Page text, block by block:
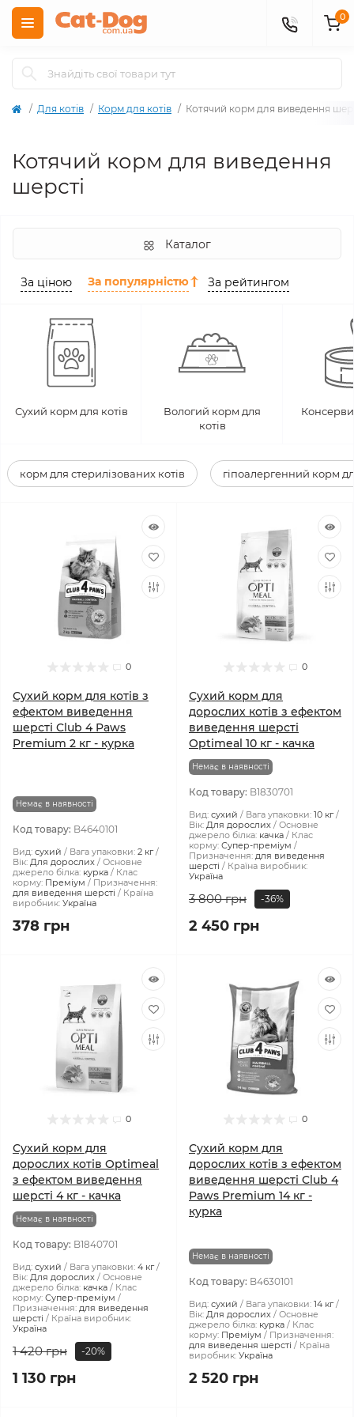
0
Для котів Корм для котів Котячий корм для виведення
Котячий корм для виведення
шерсті
Каталог
За ціною За популярністю За рейтингом
Сухий корм для котів
Вологий корм для
котів
Консерви
корм для стерилізованих котів гіпоалергенний корм
0
Сухий корм для котів з
ефектом виведення
шерсті Club 4 Paws
Premium 2 кг - курка
Немає в наявності
Код товару: B4640101
Вид: сухий Вага упаковки: 2 кг
Вік: Для дорослих
Основне
джерело білка: курка
Клас
корму: Преміум
Призначення:
для виведення шерсті
Країна
виробник: Україна
378 грн
0
Сухий корм для
дорослих котів з ефектом
виведення шерсті
Optimeal 10 кг - качка
Немає в наявності
Код товару: B1830701
Вид: сухий Вага упаковки: 10 кг
Вік: Для дорослих
Основне
джерело білка: качка
Клас
корму: Супер-преміум
Призначення: для виведення
шерсті
Країна виробник:
Україна
3 800 грн -36%
2 450 грн
0
Сухий корм для
дорослих котів Optimeal
з ефектом виведення
шерсті 4 кг - качка
Немає в наявності
Код товару: B1840701
Вид: сухий Вага упаковки: 4 кг
Вік: Для дорослих
Основне
джерело білка: качка
Клас
корму: Супер-преміум
Призначення: для виведення
шерсті
Країна виробник:
Україна
1 420 грн -20%
1 130 грн
0
Сухий корм для
дорослих котів з ефектом
виведення шерсті Club 4
Paws Premium 14 кг -
курка
Немає в наявності
Код товару: B4630101
Вид: сухий Вага упаковки: 14 кг
Вік: Для дорослих
Основне
джерело білка: курка
Клас
корму: Преміум
Призначення:
для виведення шерсті
Країна
виробник: Україна
2 520 грн